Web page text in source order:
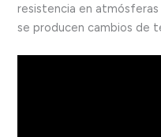
resistencia en
se producen cambios de